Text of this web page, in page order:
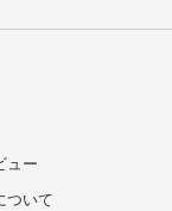
ュー
ついて